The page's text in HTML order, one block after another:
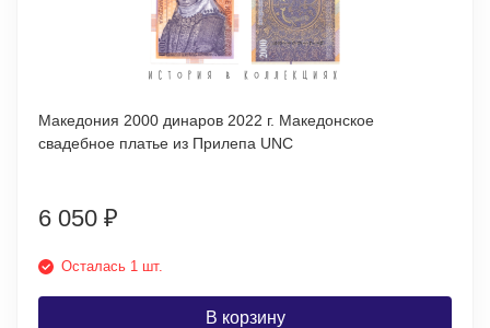
Македония 2000 динаров 2022 г. Македонское
свадебное платье из Прилепа UNC
6 050 ₽
Осталась 1 шт.
В корзину